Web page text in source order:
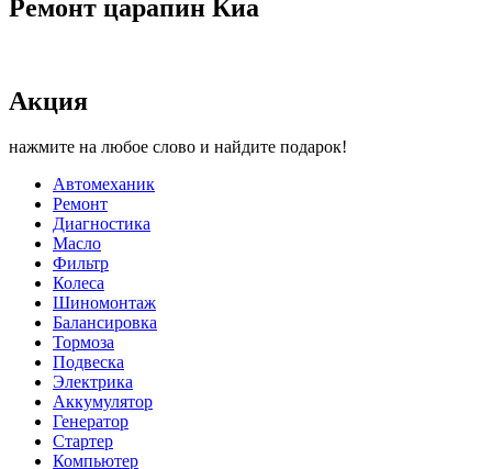
Ремонт царапин Киа
Акция
нажмите на любое слово и найдите подарок!
Автомеханик
Ремонт
Диагностика
Масло
Фильтр
Колеса
Шиномонтаж
Балансировка
Тормоза
Подвеска
Электрика
Аккумулятор
Генератор
Стартер
Компьютер